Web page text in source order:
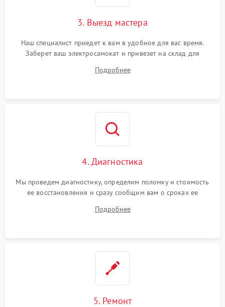
3. Выезд мастера
Наш специалист приедет к вам в удобное для вас время.
Заберет ваш электросамокат и привезет на склад для
Подробнее
4. Диагностика
Мы проведем диагностику, определим поломку и стоимость
ее восстановления и сразу сообщим вам о сроках ее
Подробнее
5. Ремонт